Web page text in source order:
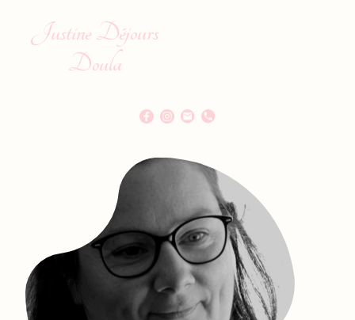
Justine Déjours
Doula